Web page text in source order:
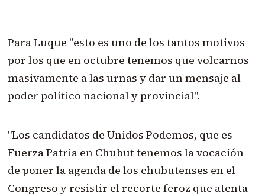
Para Luque "esto es uno de los tantos motivos
por los que en octubre tenemos que volcarnos
masivamente a las urnas y dar un mensaje al
poder político nacional y provincial".
"Los candidatos de Unidos Podemos, que es
Fuerza Patria en Chubut tenemos la vocación
de poner la agenda de los chubutenses en el
Congreso y resistir el recorte feroz que atenta